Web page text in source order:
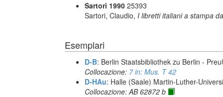
Sartori 1990 25393
Sartori, Claudio, I libretti italiani a stampa
Esemplari
D-B: Berlin Staatsbibliothek zu Berlin -
Collocazione: 7 in: Mus. T 42
D-HAu: Halle (Saale) Martin-Luther-
Collocazione: AB 62872 b